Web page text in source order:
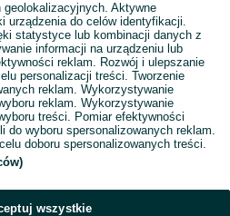
geolokalizacyjnych. Aktywne
urządzenia do celów identyfikacji.
statystyce lub kombinacji danych z
informacji na urządzeniu lub
reklam. Rozwój i ulepszanie
personalizacji treści. Tworzenie
reklam. Wykorzystywanie
reklam. Wykorzystywanie
treści. Pomiar efektywności
do wyboru spersonalizowanych reklam.
doboru spersonalizowanych treści.
wszystkie